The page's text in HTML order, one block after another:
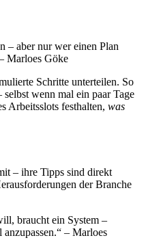
– aber nur wer einen Plan
Marloes Göke
Schritte unterteilen. So
wenn mal ein paar Tage
Arbeitsslots festhalten,was
– ihre Tipps sind direkt
der Branche
braucht ein System –
– Marloes